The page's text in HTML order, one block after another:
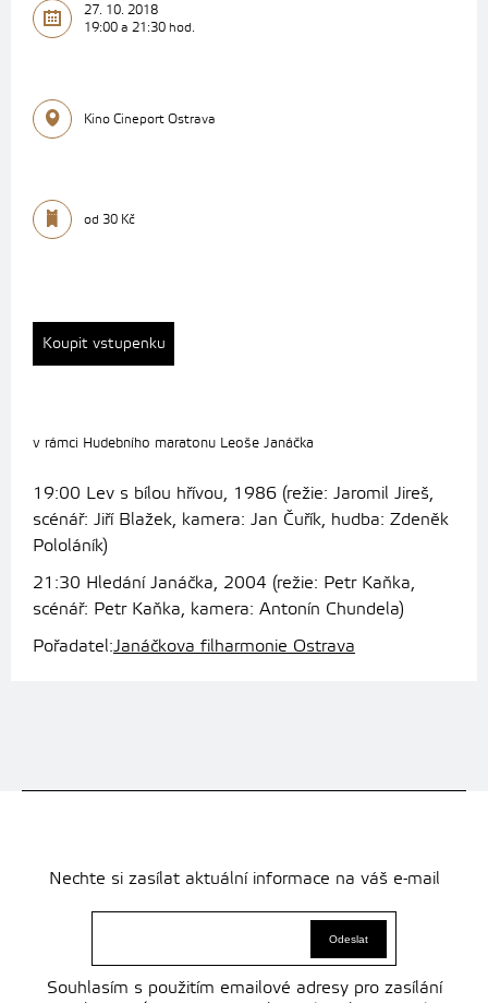
27. 10. 2018
19:00 a 21:30 hod.
Kino Cineport Ostrava
od 30 Kč
Koupit vstupenku
v rámci Hudebního maratonu Leoše Janáčka
19:00 Lev s bílou hřívou, 1986 (režie: Jaromil Jireš,
scénář: Jiří Blažek, kamera: Jan Čuřík, hudba: Zdeněk
Pololáník)
21:30 Hledání Janáčka, 2004 (režie: Petr Kaňka,
scénář: Petr Kaňka, kamera: Antonín Chundela)
Pořadatel:Janáčkova filharmonie Ostrava
Nechte si zasílat aktuální informace na váš e-mail
Souhlasím s použitím emailové adresy pro zasílání